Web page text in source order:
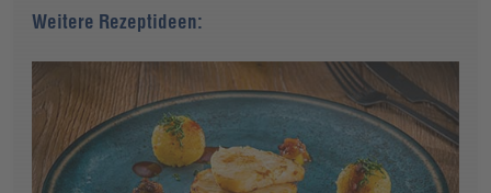
Weitere Rezeptideen: